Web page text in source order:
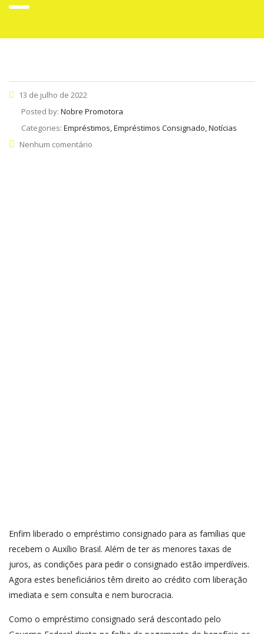
13 de julho de 2022
Posted by: Nobre Promotora
Categories: Empréstimos, Empréstimos Consignado, Notícias
Nenhum comentário
Enfim liberado o empréstimo consignado para as famílias que
recebem o Auxílio Brasil. Além de ter as menores taxas de
juros, as condições para pedir o consignado estão imperdíveis.
Agora estes beneficiários têm direito ao crédito com liberação
imediata e sem consulta e nem burocracia.
Como o empréstimo consignado será descontado pelo